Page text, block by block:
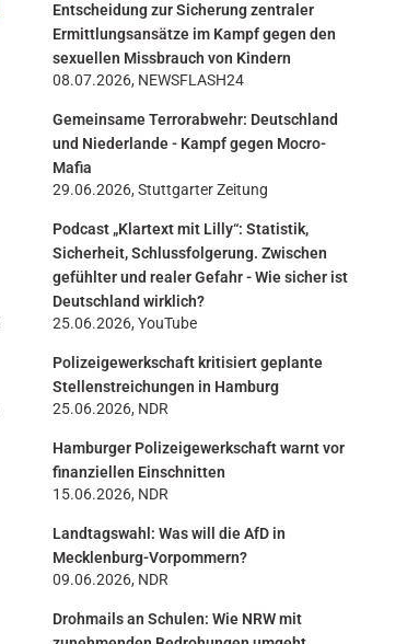
Entscheidung zur Sicherung zentraler
Ermittlungsansätze im Kampf gegen den
sexuellen Missbrauch von Kindern
08.07.2026, NEWSFLASH24
Gemeinsame Terrorabwehr: Deutschland
und Niederlande - Kampf gegen Mocro-
Mafia
29.06.2026, Stuttgarter Zeitung
Podcast „Klartext mit Lilly“: Statistik,
Sicherheit, Schlussfolgerung. Zwischen
gefühlter und realer Gefahr - Wie sicher ist
Deutschland wirklich?
25.06.2026, YouTube
Polizeigewerkschaft kritisiert geplante
Stellenstreichungen in Hamburg
25.06.2026, NDR
Hamburger Polizeigewerkschaft warnt vor
finanziellen Einschnitten
15.06.2026, NDR
Landtagswahl: Was will die AfD in
Mecklenburg-Vorpommern?
09.06.2026, NDR
Drohmails an Schulen: Wie NRW mit